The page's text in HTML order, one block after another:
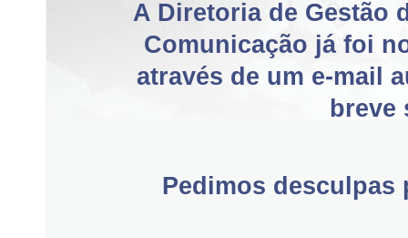
A Diretoria de Gestão
Comunicação já foi
através de um e-mail
breve
Pedimos